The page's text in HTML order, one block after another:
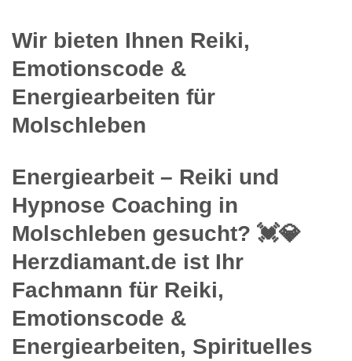
Wir bieten Ihnen Reiki,
Emotionscode &
Energiearbeiten für
Molschleben
Energiearbeit – Reiki und
Hypnose Coaching in
Molschleben gesucht? 💓️💎
Herzdiamant.de ist Ihr
Fachmann für Reiki,
Emotionscode &
Energiearbeiten, Spirituelles